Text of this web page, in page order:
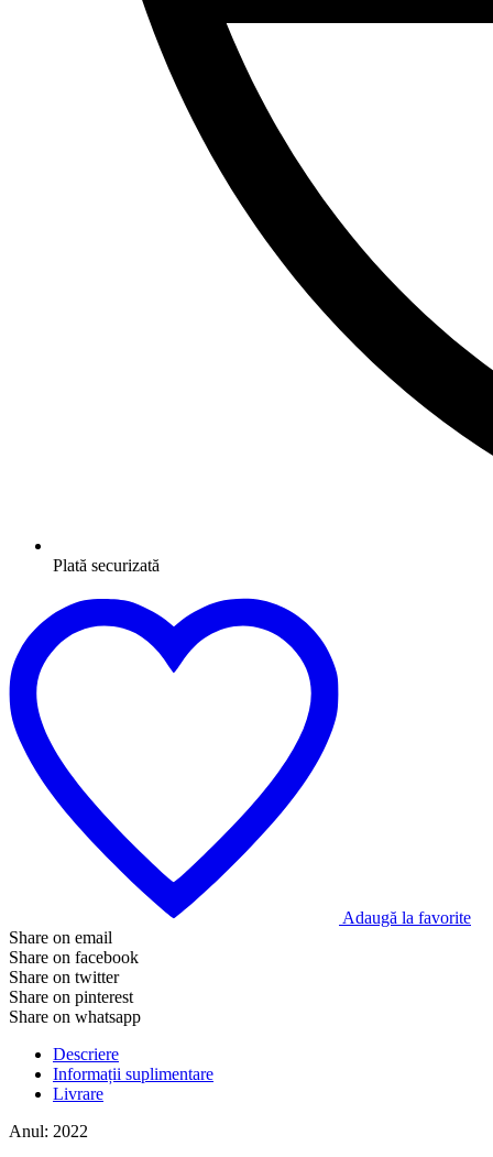
Plată securizată
Adaugă la favorite
Share on email
Share on facebook
Share on twitter
Share on pinterest
Share on whatsapp
Descriere
Informații suplimentare
Livrare
Anul: 2022